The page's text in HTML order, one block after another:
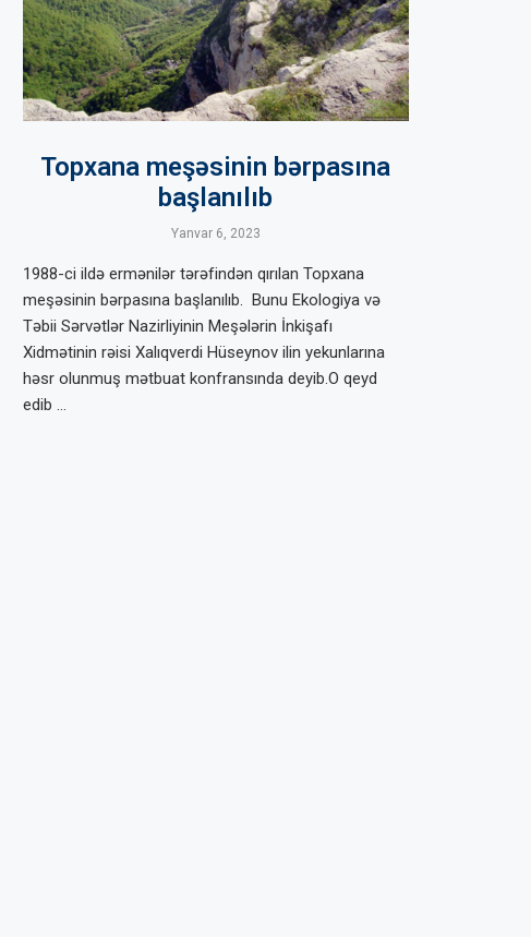
Topxana meşəsinin bərpasına
başlanılıb
Yanvar 6, 2023
1988-ci ildə ermənilər tərəfindən qırılan Topxana
meşəsinin bərpasına başlanılıb. Bunu Ekologiya və
Təbii Sərvətlər Nazirliyinin Meşələrin İnkişafı
Xidmətinin rəisi Xalıqverdi Hüseynov ilin yekunlarına
həsr olunmuş mətbuat konfransında deyib.O qeyd
edib …